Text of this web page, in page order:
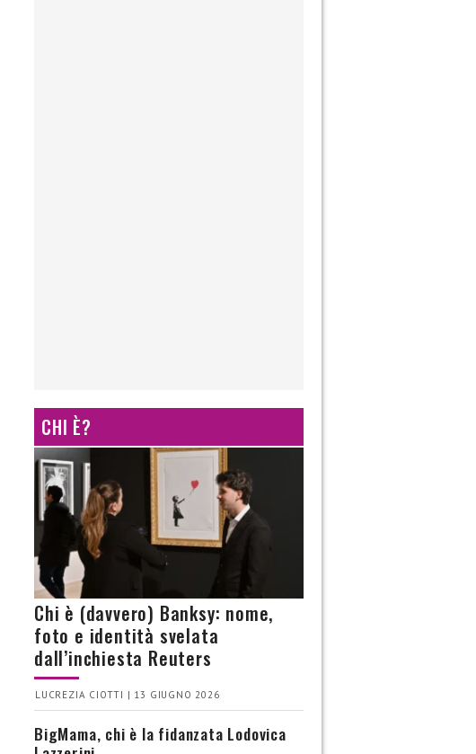
CHI È?
Chi è (davvero) Banksy: nome,
foto e identità svelata
dall’inchiesta Reuters
LUCREZIA CIOTTI | 13 GIUGNO 2026
BigMama, chi è la fidanzata Lodovica